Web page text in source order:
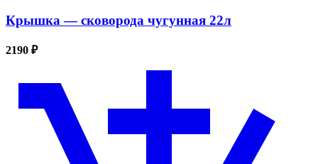
Крышка — сковорода чугунная 22л
2190 ₽